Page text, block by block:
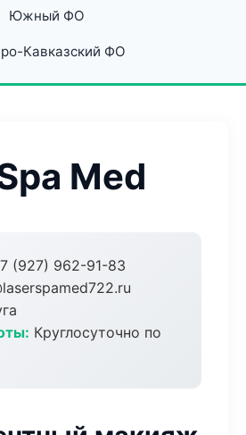
Южный ФО
Кавказский ФО
Med
(927) 962-91-83
Круглосуточно по